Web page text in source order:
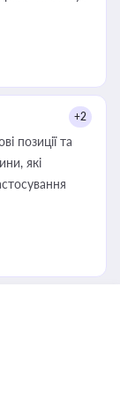
+2
позиції та
які